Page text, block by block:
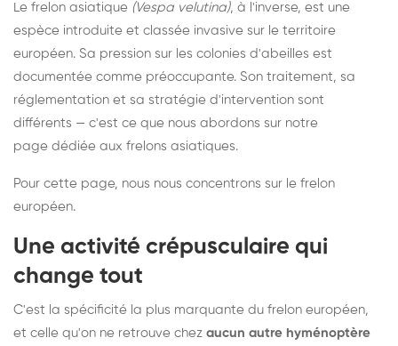
Le frelon asiatique (Vespa velutina), à l'inverse, est une
espèce introduite et classée invasive sur le territoire
européen. Sa pression sur les colonies d'abeilles est
documentée comme préoccupante. Son traitement, sa
réglementation et sa stratégie d'intervention sont
différents — c'est ce que nous abordons sur notre
page dédiée aux frelons asiatiques.
Pour cette page, nous nous concentrons sur le frelon
européen.
Une activité crépusculaire qui
change tout
C'est la spécificité la plus marquante du frelon européen,
et celle qu'on ne retrouve chez aucun autre hyménoptère